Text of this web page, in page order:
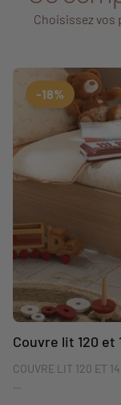
Choisissez
-18%
Couvre lit 120 et
COUVRE LIT 120 ET